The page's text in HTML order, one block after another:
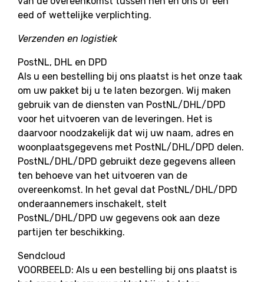
eed of wettelijke verplichting.
Verzenden en logistiek
PostNL, DHL en DPD
Als u een bestelling bij ons plaatst is het onze taak
om uw pakket bij u te laten bezorgen. Wij maken
gebruik van de diensten van PostNL/DHL/DPD
voor het uitvoeren van de leveringen. Het is
daarvoor noodzakelijk dat wij uw naam, adres en
woonplaatsgegevens met PostNL/DHL/DPD delen.
PostNL/DHL/DPD gebruikt deze gegevens alleen
ten behoeve van het uitvoeren van de
overeenkomst. In het geval dat PostNL/DHL/DPD
onderaannemers inschakelt, stelt
PostNL/DHL/DPD uw gegevens ook aan deze
partijen ter beschikking.
Sendcloud
VOORBEELD: Als u een bestelling bij ons plaatst is